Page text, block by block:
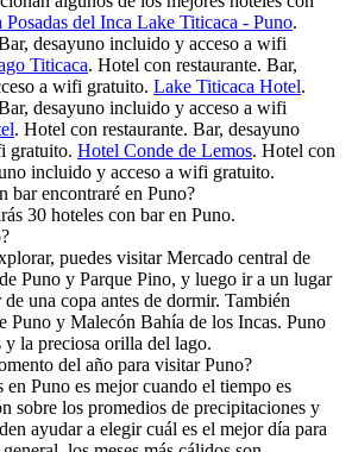
Posadas del Inca Lake Titicaca - Puno.
desayuno incluido y acceso a wifi
Titicaca. Hotel con restaurante. Bar,
a wifi gratuito. Lake Titicaca Hotel.
desayuno incluido y acceso a wifi
. Hotel con restaurante. Bar, desayuno
gratuito. Hotel Conde de Lemos. Hotel con
incluido y acceso a wifi gratuito.
bar encontraré en Puno?
30 hoteles con bar en Puno.
puedes visitar Mercado central de
Puno y Parque Pino, y luego ir a un lugar
una copa antes de dormir. También
Puno y Malecón Bahía de los Incas. Puno
y la preciosa orilla del lago.
del año para visitar Puno?
en Puno es mejor cuando el tiempo es
sobre los promedios de precipitaciones y
ayudar a elegir cuál es el mejor día para